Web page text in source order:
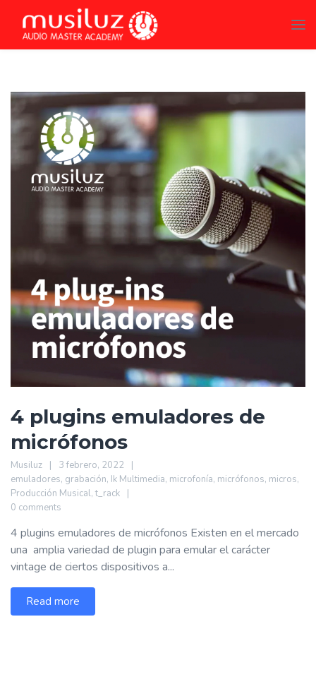
4 plugins emuladores de
micrófonos
Musiluz
3 febrero, 2022
emuladores, grabación, Ik Multimedia, microfonía, micrófonos, micros,
Producción Musical,t_rack
0 comments
4 plugins emuladores de micrófonos Existen en el mercado
una amplia variedad de plugin para emular el carácter
vintage de ciertos dispositivos a...
Read more